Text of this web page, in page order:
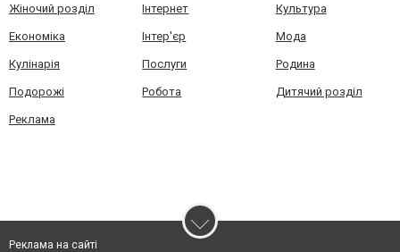
Жіночий розділ Інтернет Культура
Економіка Інтер'єр Мода
Кулінарія Послуги Родина
Подорожі Робота Дитячий розділ
Реклама
Реклама на сайті